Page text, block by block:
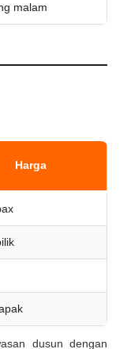
malam
Harga
dusun dengan